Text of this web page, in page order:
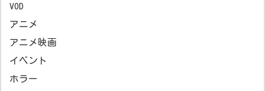
VOD
アニメ
アニメ映画
イベント
ホラー